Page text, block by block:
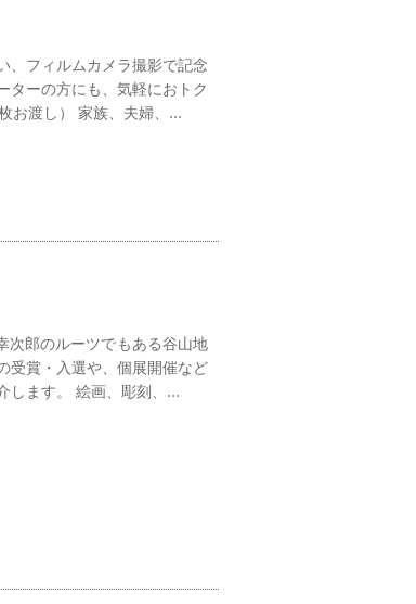
、フィルムカメラ撮影で記念
ターの方にも、気軽におトク
お渡し） 家族、夫婦、...
次郎のルーツでもある谷山地
受賞・入選や、個展開催など
します。 絵画、彫刻、...